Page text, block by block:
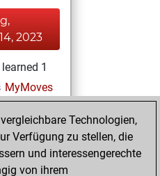
2023
1
MyMoves
29,
Technologien,
Verfügung zu stellen, die
und interessengerechte
von ihrem